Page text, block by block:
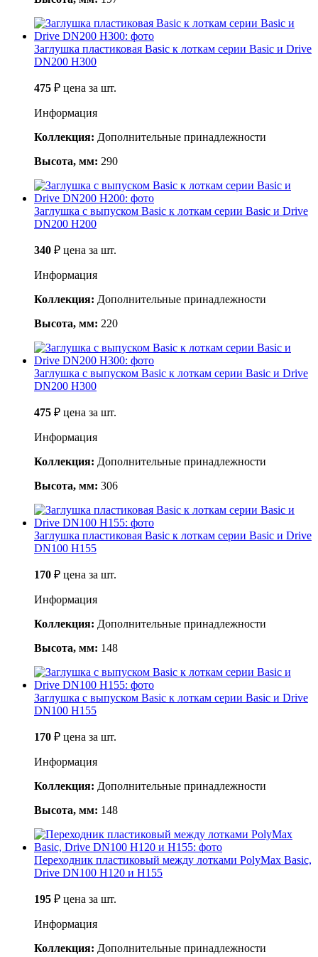
Заглушка пластиковая Basic к лоткам серии Basic и Drive
DN200 H300
475 ₽ цена за шт.
Информация
Коллекция: Дополнительные принадлежности
Высота, мм: 290
Заглушка с выпуском Basic к лоткам серии Basic и Drive
DN200 H200
340 ₽ цена за шт.
Информация
Коллекция: Дополнительные принадлежности
Высота, мм: 220
Заглушка с выпуском Basic к лоткам серии Basic и Drive
DN200 H300
475 ₽ цена за шт.
Информация
Коллекция: Дополнительные принадлежности
Высота, мм: 306
Заглушка пластиковая Basic к лоткам серии Basic и Drive
DN100 H155
170 ₽ цена за шт.
Информация
Коллекция: Дополнительные принадлежности
Высота, мм: 148
Заглушка с выпуском Basic к лоткам серии Basic и Drive
DN100 H155
170 ₽ цена за шт.
Информация
Коллекция: Дополнительные принадлежности
Высота, мм: 148
Переходник пластиковый между лотками PolyMax Basic,
Drive DN100 H120 и H155
195 ₽ цена за шт.
Информация
Коллекция: Дополнительные принадлежности